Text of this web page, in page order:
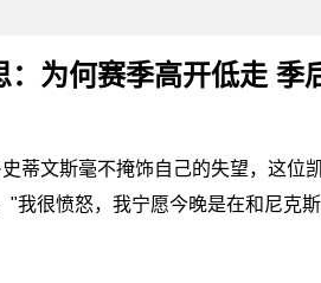
为何赛季高开低走 季
文斯毫不掩饰自己的失望，这位
"我很愤怒，我宁愿今晚是在和尼克